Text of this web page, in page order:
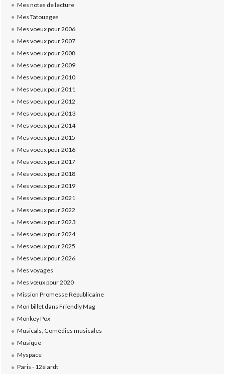
Mes notes de lecture
Mes Tatouages
Mes voeux pour 2006
Mes voeux pour 2007
Mes voeux pour 2008
Mes voeux pour 2009
Mes voeux pour 2010
Mes voeux pour 2011
Mes voeux pour 2012
Mes voeux pour 2013
Mes voeux pour 2014
Mes voeux pour 2015
Mes voeux pour 2016
Mes voeux pour 2017
Mes voeux pour 2018
Mes voeux pour 2019
Mes voeux pour 2021
Mes voeux pour 2022
Mes voeux pour 2023
Mes voeux pour 2024
Mes voeux pour 2025
Mes voeux pour 2026
Mes voyages
Mes vœux pour 2020
Mission Promesse Républicaine
Mon billet dans Friendly Mag
Monkey Pox
Musicals, Comédies musicales
Musique
Myspace
Paris - 12è ardt